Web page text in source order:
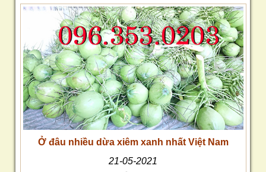
Ở đâu nhiều dừa xiêm xanh nhất Việt Nam
21-05-2021